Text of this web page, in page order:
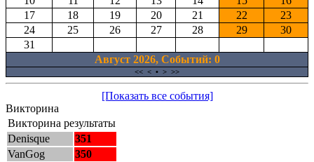
17
18 19 20 21 22
23
24
25 26 27 28 29
30
31
Август 2026, Cобытий: 0
<< < • > >>
[Показать все события]
Викторина
Викторина результаты
Denisque
351
VanGog
350